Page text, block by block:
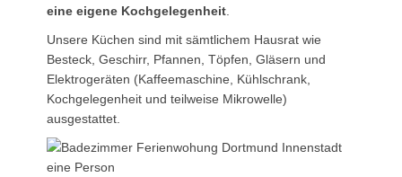
eine eigene Kochgelegenheit.
Unsere Küchen sind mit sämtlichem Hausrat wie
Besteck, Geschirr, Pfannen, Töpfen, Gläsern und
Elektrogeräten (Kaffeemaschine, Kühlschrank,
Kochgelegenheit und teilweise Mikrowelle)
ausgestattet.